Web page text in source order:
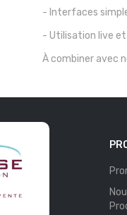
- Interfaces
- Utilisation live et
À combiner avec